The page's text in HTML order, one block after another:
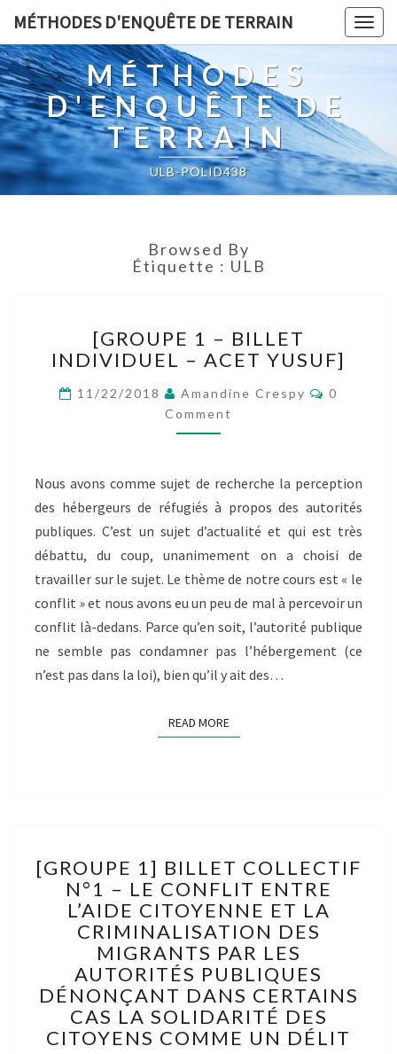
MÉTHODES D'ENQUÊTE DE TERRAIN
MÉTHODES
D'ENQUÊTE DE
TERRAIN
ULB-POLID438
Browsed By
Étiquette : ULB
1
–
INDIVIDUEL
–
ACET
[GROUPE 1 – BILLET
INDIVIDUEL – ACET YUSUF]
11/22/2018 Amandine Crespy
0
Comment
Nous avons comme sujet de recherche la perception
des hébergeurs de réfugiés à propos des autorités
publiques. C’est un sujet d’actualité et qui est très
débattu, du coup, unanimement on a choisi de
travailler sur le sujet. Le thème de notre cours est « le
conflit » et nous avons eu un peu de mal à percevoir un
conflit là-dedans. Parce qu’en soit, l’autorité publique
ne semble pas condamner pas l’hébergement (ce
n’est pas dans la loi), bien qu’il y ait des…
READ MOREREAD MORE
BILLET
COLLECTIF
N°1
–
LE
CONFLIT
ENTRE
L’AIDE
CITOYENNE
[GROUPE 1] BILLET COLLECTIF
N°1 – LE CONFLIT ENTRE
L’AIDE CITOYENNE ET LA
CRIMINALISATION DES
MIGRANTS PAR LES
AUTORITÉS PUBLIQUES
DÉNONÇANT DANS CERTAINS
CAS LA SOLIDARITÉ DES
CITOYENS COMME UN DÉLIT